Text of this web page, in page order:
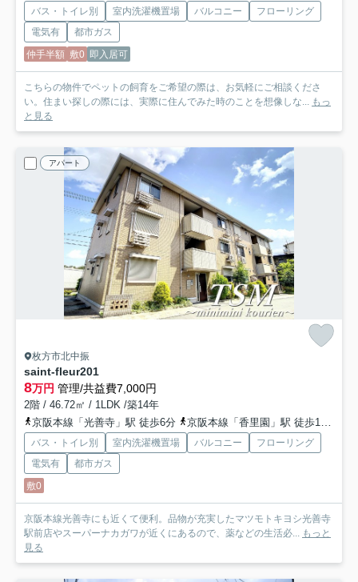
バス・トイレ別 室内洗濯機置場 バルコニー
フローリング
電気有
都市ガス
仲手半額 敷0 即入居可
こちらの物件でペットの飼育をご希望の際は、お気軽にご相談くださ
い。住まい探しの際には、実際に住んでみた時のことを想像しな...
もっ
と見る
アパート
枚方市北中振
saint-fleur201
8万円 管理/共益費7,000円
2階 / 46.72㎡ / 1LDK /築14年
京阪本線「光善寺」駅 徒歩6分
京阪本線「香里園」駅 徒歩18分
バス・トイレ別 室内洗濯機置場 バルコニー
フローリング
電気有
都市ガス
敷0
京阪本線光善寺にも近くて便利。品物が充実したマツモトキヨシ光善寺
駅前店やスーパーナカガワが近くにあるので、薬などの生活必...
もっと
見る